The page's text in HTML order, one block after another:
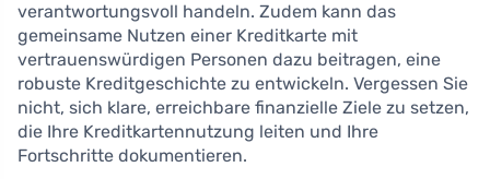
verantwortungsvoll handeln. Zudem kann das
gemeinsame Nutzen einer Kreditkarte mit
vertrauenswürdigen Personen dazu beitragen, eine
robuste Kreditgeschichte zu entwickeln. Vergessen Sie
nicht, sich klare, erreichbare finanzielle Ziele zu setzen,
die Ihre Kreditkartennutzung leiten und Ihre
Fortschritte dokumentieren.